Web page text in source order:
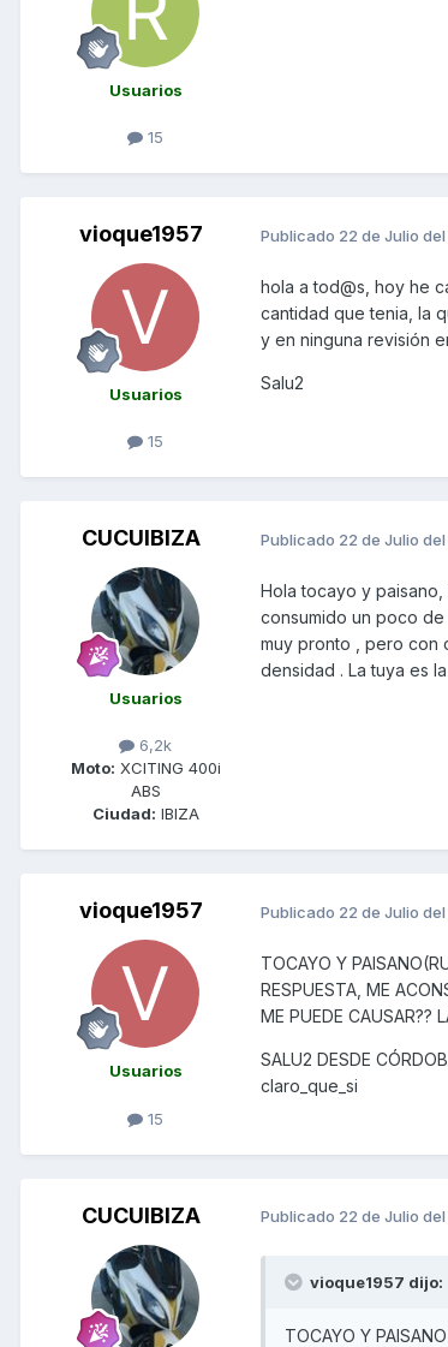
Usuarios
15
vioque1957
Usuarios
15
Publicado 22 de Julio del
hola a tod@s, hoy he
cantidad que tenia, la
y en ninguna revisión
Salu2
CUCUIBIZA
Usuarios
6,2k
Moto: XCITING 400i
ABS
Ciudad: IBIZA
Publicado 22 de Julio del
Hola tocayo y
consumido un poco
muy pronto , pero con
densidad . La tuya es
vioque1957
Usuarios
15
Publicado 22 de Julio del
TOCAYO Y
RESPUESTA, ME
ME PUEDE CAUSAR??
SALU2 DESDE
claro_que_si
CUCUIBIZA Publicado 22 de Julio del
vioque1957 dijo:
TOCAYO Y